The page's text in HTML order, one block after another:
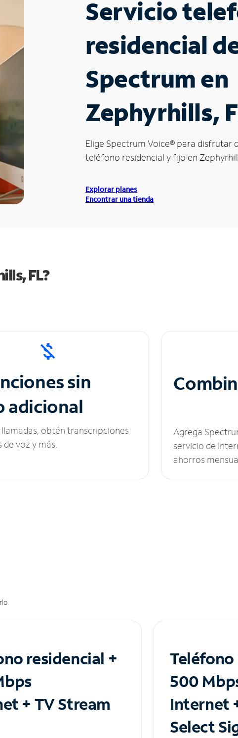
Servicio
residencial
Spectrum en
Zephyrhills,
Elige Spectrum Voice® para disfrutar
teléfono residencial y fijo en
Explorar planes
Encontrar una tienda
FL?
sin
adicional
obtén transcripciones
de voz y más.
Agrega
servicio de
ahorros
residencial +
+ TV Stream
Teléfono
500
Internet
Select